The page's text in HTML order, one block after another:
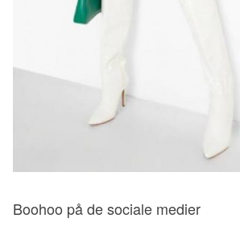
Boohoo på de sociale medier